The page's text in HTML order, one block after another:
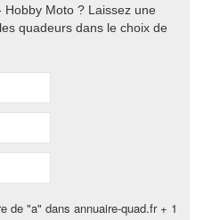
Moto ? Laissez une
quadeurs dans le choix de
de "a" dans annuaire-quad.fr + 1